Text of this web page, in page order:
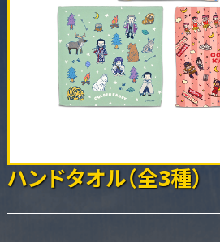
ハンドタオル（全3種）